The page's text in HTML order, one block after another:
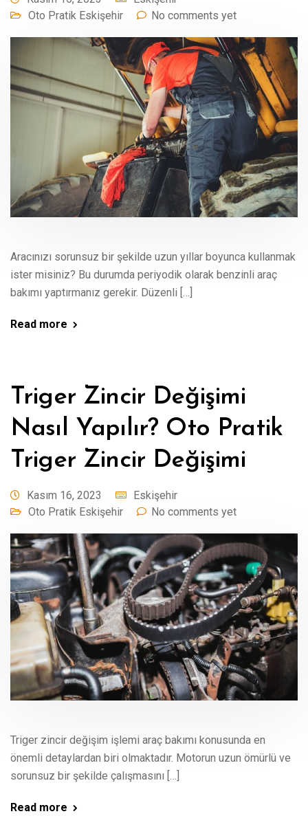
Oto Pratik Eskişehir
No comments yet
Aracınızı sorunsuz bir şekilde uzun yıllar boyunca kullanmak
ister misiniz? Bu durumda periyodik olarak benzinli araç
bakımı yaptırmanız gerekir. Düzenli […]
Read more
Triger Zincir Değişimi
Nasıl Yapılır? Oto Pratik
Triger Zincir Değişimi
Kasım 16, 2023
Eskişehir
Oto Pratik Eskişehir
No comments yet
Triger zincir değişim işlemi araç bakımı konusunda en
önemli detaylardan biri olmaktadır. Motorun uzun ömürlü ve
sorunsuz bir şekilde çalışmasını […]
Read more